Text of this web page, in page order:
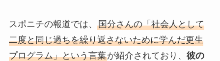
スポニチの報道では、 国分さんの「社会人として
二度と同じ過ちを繰り返さないために学んだ更生
プログラム」という言葉が紹介されており、 彼の